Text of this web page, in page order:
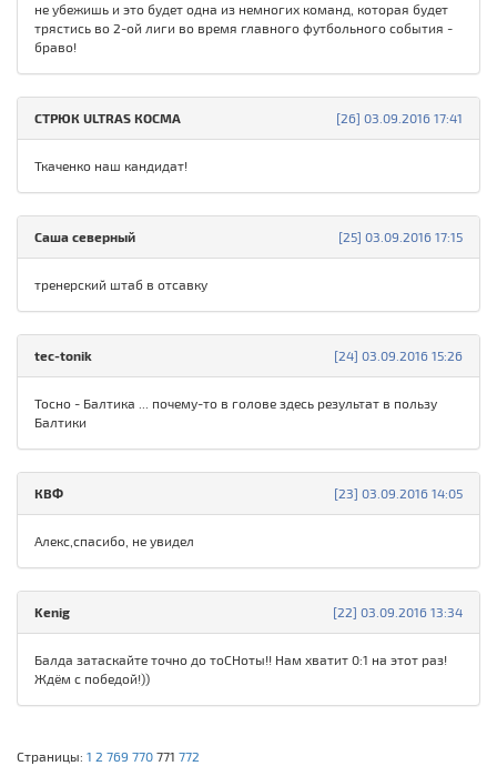
не убежишь и это будет одна из немногих команд, которая будет
трястись во 2-ой лиги во время главного футбольного события -
браво!
[26] 03.09.2016 17:41
СТРЮК ULTRAS КОСМА
Ткаченко наш кандидат!
[25] 03.09.2016 17:15
Саша северный
тренерский штаб в отсавку
[24] 03.09.2016 15:26
tec-tonik
Тосно - Балтика ... почему-то в голове здесь результат в пользу
Балтики
[23] 03.09.2016 14:05
КВФ
Алекс,спасибо, не увидел
[22] 03.09.2016 13:34
Kenig
Балда затаскайте точно до тоСНоты!! Нам хватит 0:1 на этот раз!
Ждём с победой!))
Страницы: 1 2 769 770 771 772